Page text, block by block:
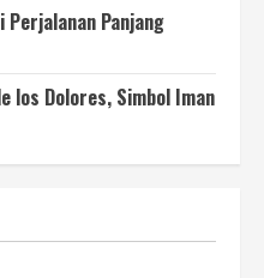
Perjalanan Panjang
los Dolores, Simbol Iman